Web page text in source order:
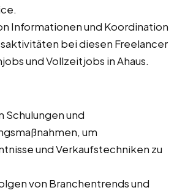
Informationen und Koordination
bei diesen Freelancer
und Vollzeitjobs in Ahaus.
Schulungen und
um
und Verkaufstechniken zu
von Branchentrends und